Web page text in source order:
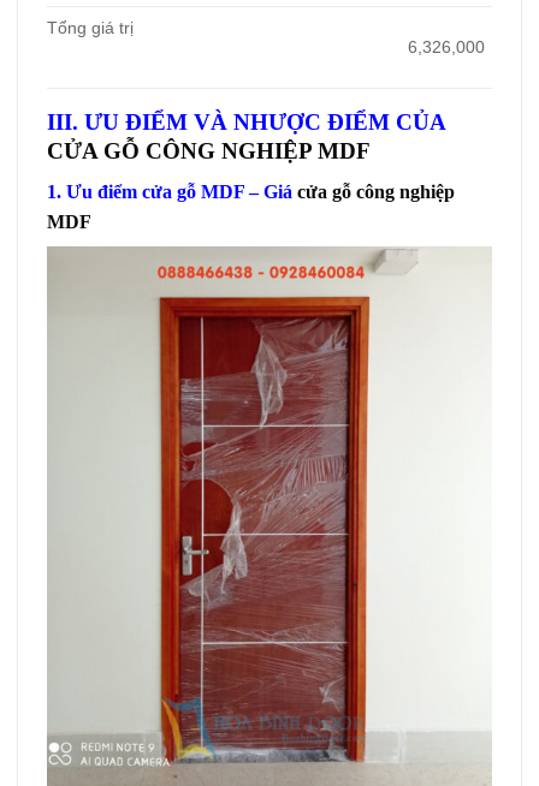
Tổng giá trị
6,326,000
III. ƯU ĐIỂM VÀ NHƯỢC ĐIỂM CỦA
CỬA GỖ CÔNG NGHIỆP MDF
1. Ưu điểm cửa gỗ MDF – Giá cửa gỗ công nghiệp
MDF